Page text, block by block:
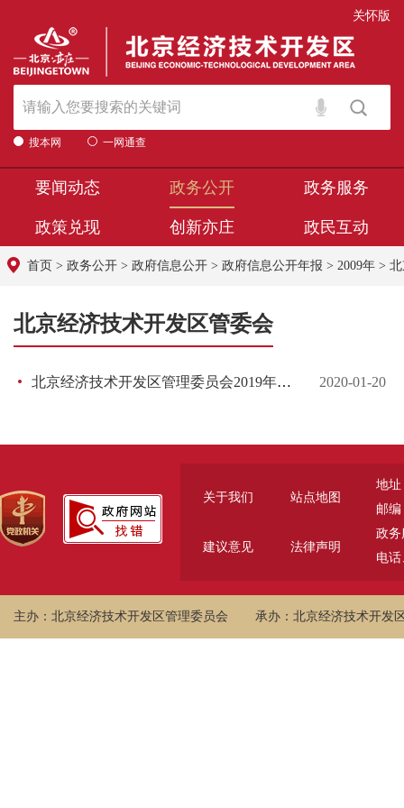
关怀版
搜本网 一网通查
要闻动态 政务公开 政务服务
政策兑现 创新亦庄 政民互动
首页 > 政务公开 > 政府信息公开 > 政府信息公开年报 > 2009年 >
北京经济技术开发区管委会
北京经济技术开发区管理委员会2019年政府信息公开工作年度报告 2020-01-20
关于我们 站点地图
建议意见 法律声明
地址
邮编
政务
电话
主办：北京经济技术开发区管理委员会 承办：北京经济技术开发